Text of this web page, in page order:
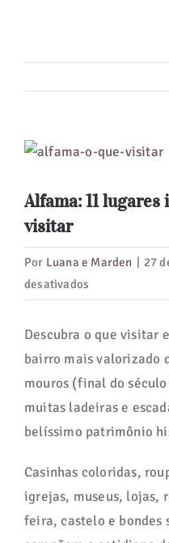
View
Image
Alfama: 11
visitar
Por Luana e Marden | 27
desativados
Alfama:
para
você
visitar
Descubra o que visitar
bairro mais valorizado
mouros (final do
muitas ladeiras e
belíssimo patrimônio
Casinhas coloridas,
igrejas, museus, lojas,
feira, castelo e bondes